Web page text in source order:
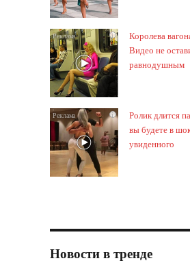
i
Королева
Видео не
равнодушным
i
Ролик длится
вы будете в
увиденного
Новости в тренде